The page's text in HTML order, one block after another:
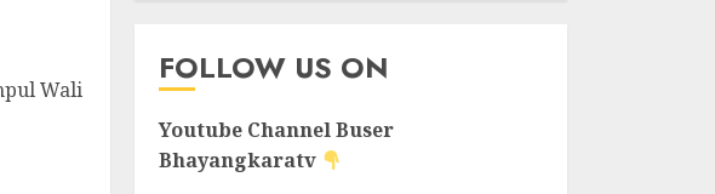
Wali
FOLLOW US ON
Youtube ChannelBuser
Bhayangkaratv